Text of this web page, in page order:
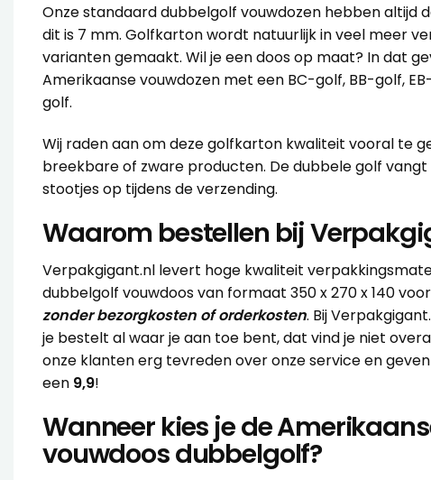
Onze standaard dubbelgolf vouwdozen hebben altijd
dit is 7 mm. Golfkarton wordt natuurlijk in veel meer
varianten gemaakt. Wil je een doos op maat? In dat
Amerikaanse vouwdozen met een BC-golf, BB-golf,
golf.
Wij raden aan om deze golfkarton kwaliteit vooral te
breekbare of zware producten. De dubbele golf vangt
stootjes op tijdens de verzending.
Waarom bestellen bij
Verpakgigant.nl levert hoge kwaliteit
dubbelgolf vouwdoos van formaat 350 x 270 x 140
zonder bezorgkosten of orderkosten. Bij
je bestelt al waar je aan toe bent, dat vind je niet
onze klanten erg tevreden over onze service en
een 9,9!
Wanneer kies je de
vouwdoos dubbelgolf?